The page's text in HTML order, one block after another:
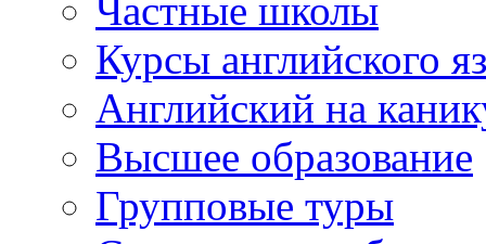
Частные школы
Курсы английского
Английский на
Высшее образование
Групповые туры